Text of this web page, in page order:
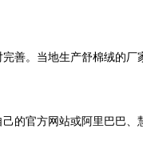
善。当地生产舒棉绒的厂
己的官方网站或阿里巴巴